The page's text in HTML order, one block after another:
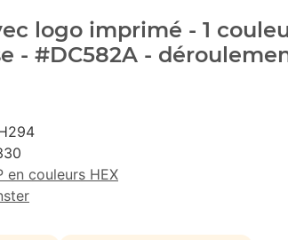
logo imprimé - 1
- #DC582A -
en couleurs HEX